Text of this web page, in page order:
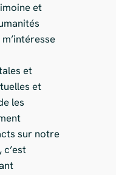
et
et
et
les
sur notre